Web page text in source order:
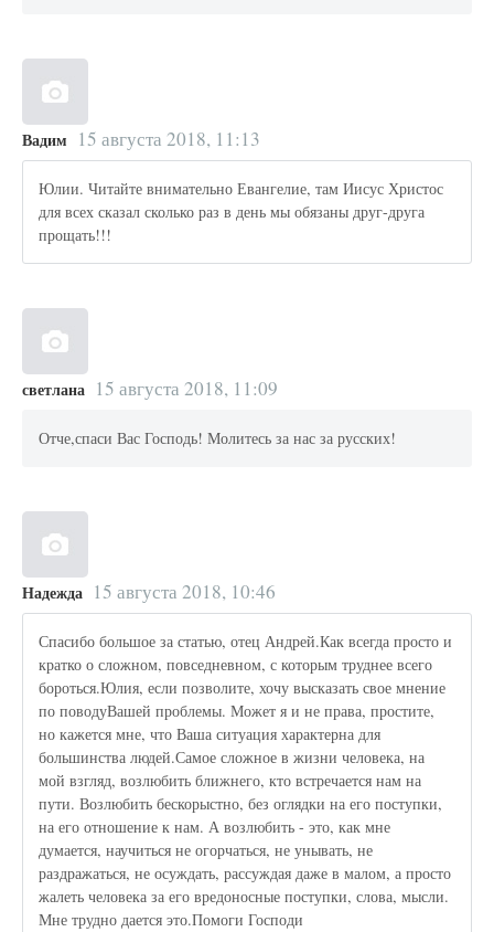
Вадим 15 августа 2018, 11:13
Юлии. Читайте внимательно Евангелие, там Иисус Христос
для всех сказал сколько раз в день мы обязаны друг-друга
прощать!!!
светлана 15 августа 2018, 11:09
Отче,спаси Вас Господь! Молитесь за нас за русских!
Надежда 15 августа 2018, 10:46
Спасибо большое за статью, отец Андрей.Как всегда просто и
кратко о сложном, повседневном, с которым труднее всего
бороться.Юлия, если позволите, хочу высказать свое мнение
по поводуВашей проблемы. Может я и не права, простите,
но кажется мне, что Ваша ситуация характерна для
большинства людей.Самое сложное в жизни человека, на
мой взгляд, возлюбить ближнего, кто встречается нам на
пути. Возлюбить бескорыстно, без оглядки на его поступки,
на его отношение к нам. А возлюбить - это, как мне
думается, научиться не огорчаться, не унывать, не
раздражаться, не осуждать, рассуждая даже в малом, а просто
жалеть человека за его вредоносные поступки, слова, мысли.
Мне трудно дается это.Помоги Господи